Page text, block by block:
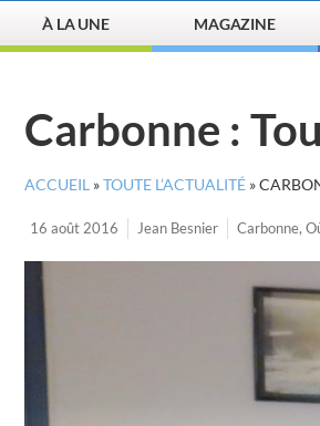
À LA UNE MAGAZINE
Carbonne :
ACCUEIL »TOUTE L’ACTUALITÉ »
16 août 2016 Jean Besnier Carbonne,